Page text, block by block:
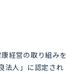
経営の取り組みを
法人」に認定され